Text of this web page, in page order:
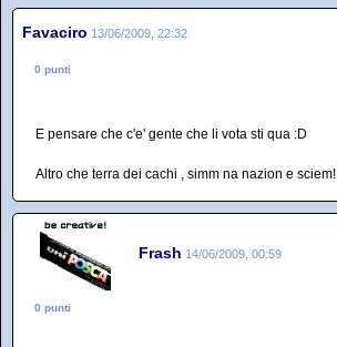
Favaciro 13/06/2009, 22:32
0 punti
E pensare che c'e' gente che li vota sti qua :D
Altro che terra dei cachi , simm na nazion e sciem!
Frash 14/06/2009, 00:59
0 punti